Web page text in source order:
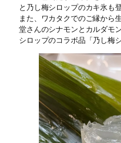
と乃し梅シロップのカキ氷も
また、ワカタクでのご縁から
堂さんのシナモンとカルダモ
シロップのコラボ品「乃し梅